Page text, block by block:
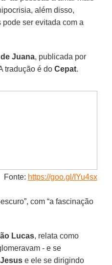
além disso,
pode ser evitada com a
Juana, publicada por
tradução é doCepat.
Fonte: https://goo.gl/IYu4sx
com “a fascinação
Lucas, relata como
- e se
Jesus e ele se dirigindo